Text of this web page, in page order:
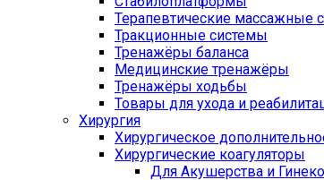
Терапевтические массажные
Тракционные системы
Тренажёры баланса
Медицинские тренажёры
Тренажёры ходьбы
Товары для ухода и
Хирургия
Хирургическое
Хирургические коагуляторы
Для Акушерства и